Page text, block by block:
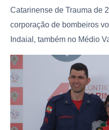
Catarinense de Trauma de
corporação de bombeiros
Indaial, também no Médio